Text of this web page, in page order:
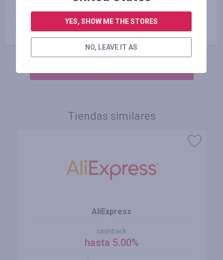
Płatne zamówienie
Tiendas similares
AliExpress
cashback
hasta 5.00%
YES, SHOW ME THE STORES
NO, LEAVE IT AS